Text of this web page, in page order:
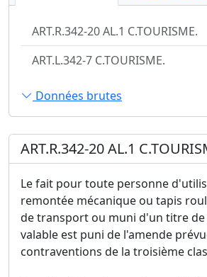
ART.R.342-20 AL.1 C.TOURISME.
ART.L.342-7 C.TOURISME.
Données brutes
ART.R.342-20 AL.1
Le fait pour toute personne
remontée mécanique ou tapis
de transport ou muni d'un titre
valable est puni de l'amende
contraventions de la troisième